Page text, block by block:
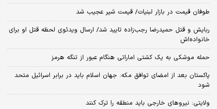
طوفان قیمت در بازار لبنیات/ قیمت شیر عجیب شد
ربایش و قتل حمیدرضا رجب‌زاده تایید شد/ ارسال ویدئوی لحظه قتل او برای
خانواده‌اش
حمله موشکی به یک کشتی اماراتی هنگام عبور از تنگه هرمز
پاکستان بعد از امضای توافق مکه: جهان اسلام باید در برابر اسرائیل متحد
شود
ولایتی: نیروهای خارجی باید منطقه را ترک کنند